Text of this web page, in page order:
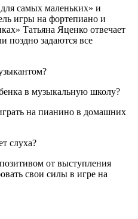
самых маленьких» и
игры на фортепиано и
Татьяна Яценко отвечает
поздно задаются все
в музыкальную школу?
на пианино в домашних
слуха?
от выступления
свои силы в игре на